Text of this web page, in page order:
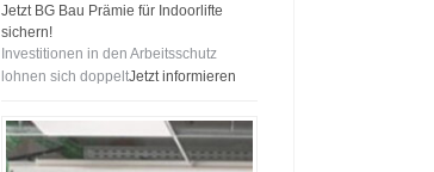
Jetzt BG Bau Prämie für Indoorlifte
sichern!
Investitionen in den Arbeitsschutz
lohnen sich doppeltJetzt informieren